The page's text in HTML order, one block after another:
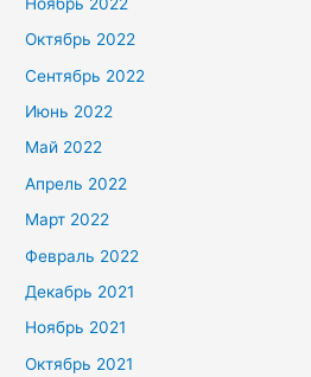
Октябрь 2022
Сентябрь 2022
Июнь 2022
Май 2022
Апрель 2022
Март 2022
Февраль 2022
Декабрь 2021
Ноябрь 2021
Октябрь 2021